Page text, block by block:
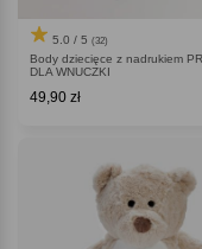
5.0 / 5 (32)
Body dziecięce z nadrukiem
DLA WNUCZKI
49,90 zł